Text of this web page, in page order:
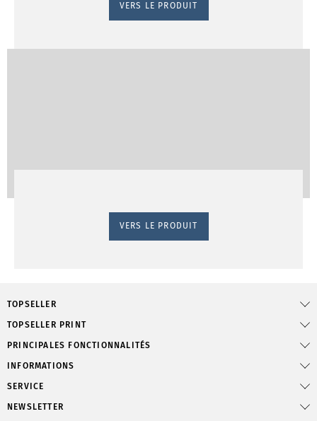
VERS LE PRODUIT
VERS LE PRODUIT
TOPSELLER
TOPSELLER PRINT
PRINCIPALES FONCTIONNALITÉS
INFORMATIONS
SERVICE
NEWSLETTER